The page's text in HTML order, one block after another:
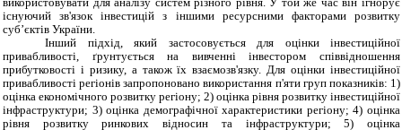
існуючий зв'язок інвестицій з іншими ресурсними факторами розвитку
суб’єктів України.
Інший підхід, який застосовується для оцінки інвестиційної
привабливості, ґрунтується на вивченні інвестором співвідношення
прибутковості і ризику, а також їх взаємозв'язку. Для оцінки інвестиційної
привабливості регіонів запропоновано використання п'яти груп показників: 1)
оцінка економічного розвитку регіону; 2) оцінка рівня розвитку інвестиційної
інфраструктури; 3) оцінка демографічної характеристики регіону; 4) оцінка
рівня розвитку ринкових відносин та інфраструктури; 5) оцінка